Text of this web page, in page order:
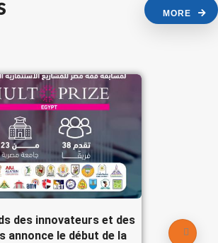
MORE
des innovateurs et des
annonce le début de la